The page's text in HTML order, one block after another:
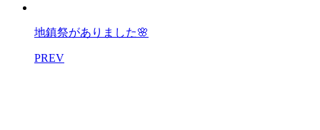
地鎮祭がありました🌸
PREV